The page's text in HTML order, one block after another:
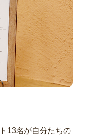
13名が自分たちの